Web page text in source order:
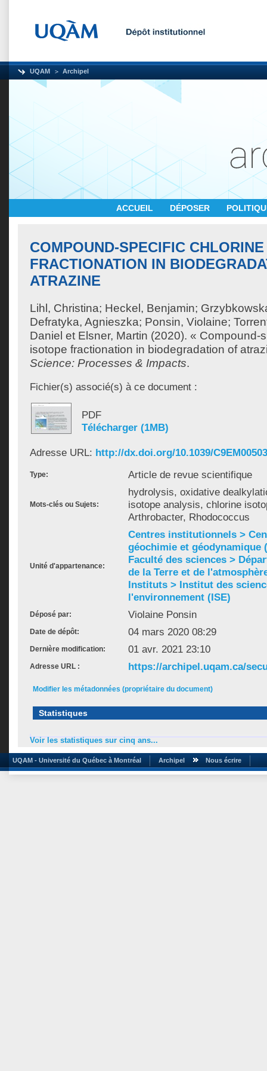
UQAM Archipel
ACCUEIL DÉPOSER
COMPOUND-SPECIFIC
FRACTIONATION IN
ATRAZINE
Lihl, Christina; Heckel, Benjamin;
Defratyka, Agnieszka; Ponsin, Violaine;
Daniel et Elsner, Martin (2020). « Compound-
isotope fractionation in biodegradation of
Science: Processes & Impacts.
Fichier(s) associé(s) à ce document :
PDF
Télécharger (1MB)
Adresse URL: http://dx.doi.org/10.1039/
Type: Article de revue scientifique
Mots-clés ou Sujets:
hydrolysis, oxidative
isotope analysis, chlorine
Arthrobacter, Rhodococcus
Unité d'appartenance:
Centres institutionnels >
géochimie et géodynamique
Faculté des sciences >
de la Terre et de
Instituts > Institut des
l'environnement (ISE)
Déposé par: Violaine Ponsin
Date de dépôt: 04 mars 2020 08:29
Dernière modification: 01 avr. 2021 23:10
Adresse URL : https://archipel.uqam.ca/
Modifier les métadonnées (propriétaire du document)
Statistiques
Voir les statistiques sur cinq ans...
UQAM - Université du Québec à Montréal Archipel Nous écrire